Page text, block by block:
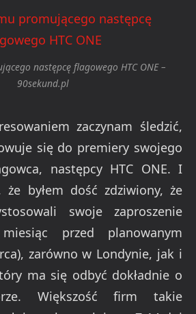
następcę flagowego HTC ONE –
90sekund.pl
zaczynam śledzić,
się do premiery swojego
następcy HTC ONE. I
byłem dość zdziwiony, że
swoje zaproszenie
przed planowanym
zarówno w Londynie, jak i
ma się odbyć dokładnie o
Większość firm takie